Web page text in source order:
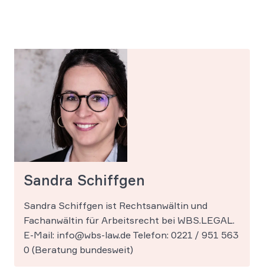
Sandra Schiffgen
Sandra Schiffgen ist Rechtsanwältin und
Fachanwältin für Arbeitsrecht bei WBS.LEGAL.
E-Mail: info@wbs-law.de Telefon: 0221 / 951 563
0 (Beratung bundesweit)